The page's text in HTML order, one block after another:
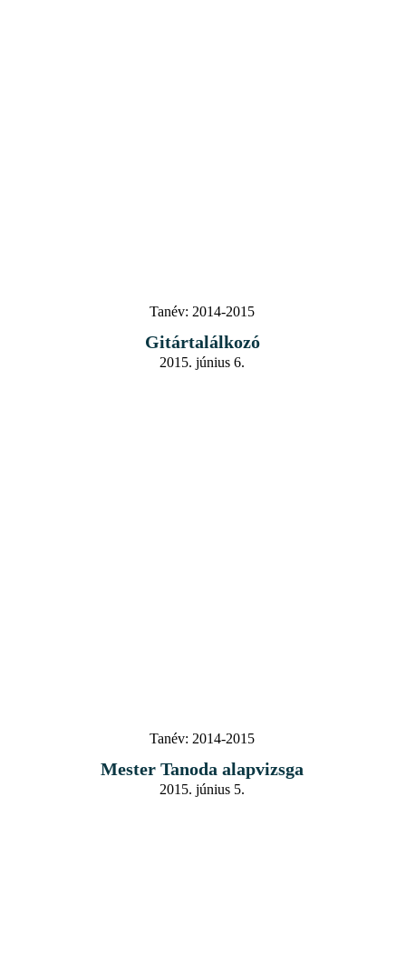
Tanév: 2014-2015
Gitártalálkozó
2015. június 6.
Tanév: 2014-2015
Mester Tanoda alapvizsga
2015. június 5.